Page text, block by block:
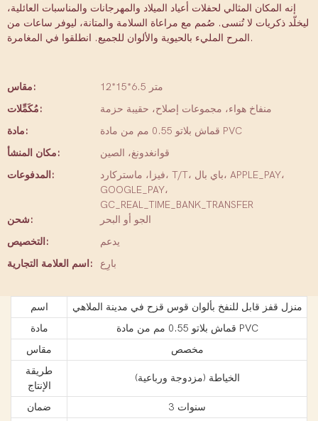
إنه المكان المثالي لحفلات أعياد الميلاد والمهرجانات والمناسبات العائلية،
ليخلّد ذكريات لا تُنسى. صُمم مع مراعاة السلامة والمتانة، ليوفر ساعات من
المرح المليء بالحيوية والألوان للجميع. انطلقوا في المغامرة.
مقاس:
12*15*6.5 متر
مُكَمِّلات:
منفاخ هواء، مجموعات إصلاح، حقيبة حزمة
مادة:
قماش بلاتو 0.55 مم من مادة PVC
مكان المنشأ:
قوانغدونغ، الصين
المدفوعات:
فيزا، ماستركارد، T/T، باي بال، APPLE_PAY،
GOOGLE_PAY،
GC_REAL_TIME_BANK_TRANSFER
شحن:
الجو أو البحر
التخصيص:
يدعم
اسم العلامة التجارية:
بارِع
اسم
منزل قفز قابل للنفخ بألوان قوس قزح في مدينة الملاهي
مادة
قماش بلاتو 0.55 مم من مادة PVC
مقاس
مخصص
طريقة
الإنتاج
الخياطة (مزدوجة ورباعية)
ضمان
3 سنوات